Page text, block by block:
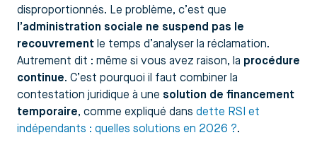
disproportionnés. Le problème, c’est que
l’administration sociale ne suspend pas le
recouvrement le temps d’analyser la réclamation.
Autrement dit : même si vous avez raison, la procédure
continue. C’est pourquoi il faut combiner la
contestation juridique à une solution de financement
temporaire, comme expliqué dans dette RSI et
indépendants : quelles solutions en 2026 ?.